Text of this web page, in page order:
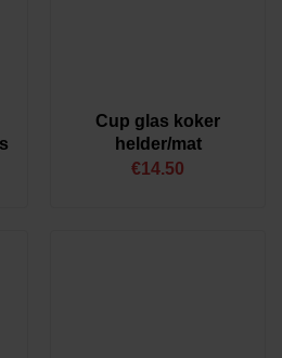
Cup glas koker
helder/mat
€14.50